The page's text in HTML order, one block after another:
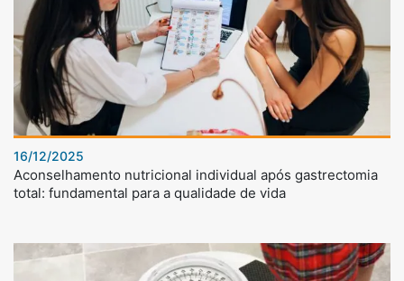
16/12/2025
Aconselhamento nutricional individual após gastrectomia
total: fundamental para a qualidade de vida